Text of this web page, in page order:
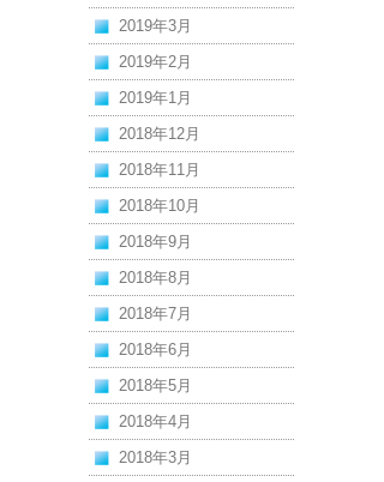
2019年3月
2019年2月
2019年1月
2018年12月
2018年11月
2018年10月
2018年9月
2018年8月
2018年7月
2018年6月
2018年5月
2018年4月
2018年3月